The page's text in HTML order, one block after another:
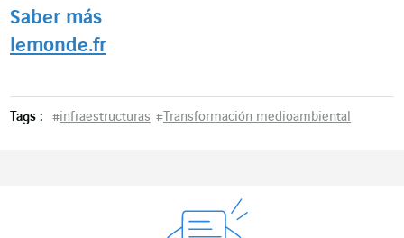
Saber más
lemonde.fr
Tags : #infraestructuras #Transformación medioambiental